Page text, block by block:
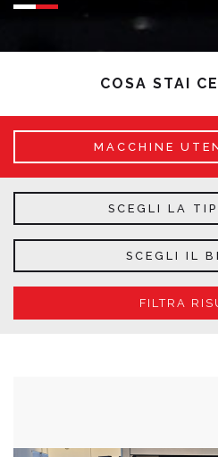
COSA STAI
MACCHINE
SCEGLI LA
SCEGLI IL
FILTRA